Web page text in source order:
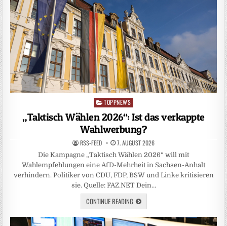
Posted
TOPPNEWS
„Taktisch Wählen 2026“: Ist das verkappte
Wahlwerbung?
RSS-FEED 7. AUGUST 2026
Die Kampagne „Taktisch Wählen 2026“ will mit
Wahlempfehlungen eine AfD-Mehrheit in Sachsen-Anhalt
verhindern. Politiker von CDU, FDP, BSW und Linke kritisieren
sie. Quelle: FAZ.NET Dein…
CONTINUE READING